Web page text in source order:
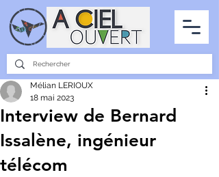
PARTENARIATS
INTERVIEWS LA PHOTO DU CIEL TOUS LES ARTICLES
Interview de Bernard
Issalène, ingénieur
télécom
Mélian LERIOUX
18 mai 2023